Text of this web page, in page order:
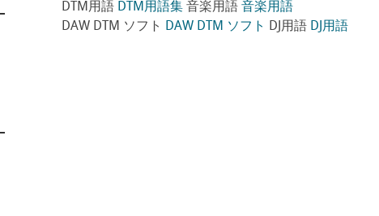
DTM用語 DTM用語集音楽用語 音楽用語
DAW DTM ソフト
DAW DTM ソフト DJ用語 DJ用語